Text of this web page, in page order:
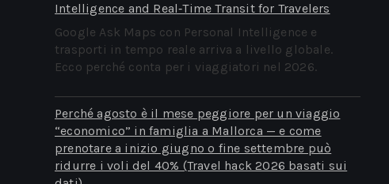
Intelligence and Real‑Time Transit for Travelers
Google Ask Maps con Personal Intelligence e
trasporti in tempo reale arriva a livello globale.
Ecco perché conta per i viaggiatori nel 2026.
Perché agosto è il mese peggiore per un viaggio
“economico” in famiglia a Mallorca — e come
prenotare a inizio giugno o fine settembre può
ridurre i voli del 40% (Travel hack 2026 basati sui